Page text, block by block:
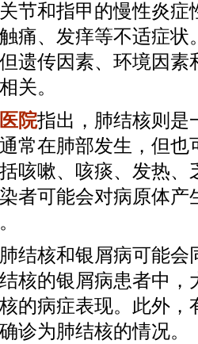
节和指甲的慢性炎症
痛、发痒等不适症状
遗传因素、环境因素
关。
院指出，肺结核则是
常在肺部发生，但也
咳嗽、咳痰、发热、
者可能会对病原体产
结核和银屑病可能会
核的银屑病患者中，
的病症表现。此外，
诊为肺结核的情况。